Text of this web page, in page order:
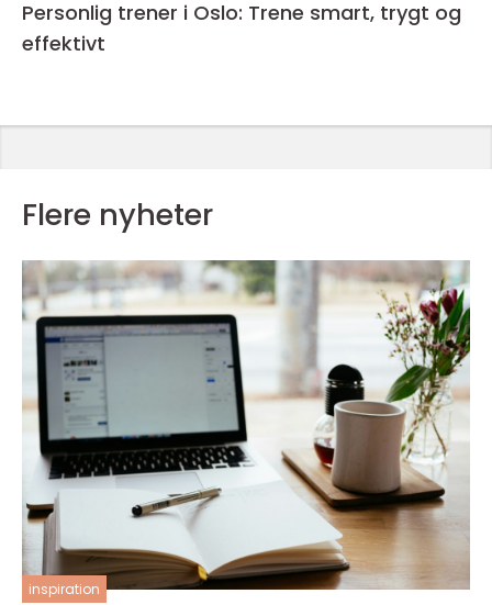
Personlig trener i Oslo: Trene smart, trygt og
effektivt
Flere nyheter
inspiration